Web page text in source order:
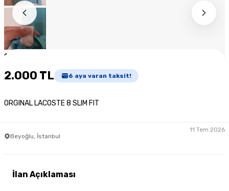
1
2.000 TL 6 aya varan taksit!
ORGINAL LACOSTE 8 SLIM FIT
Beyoğlu, İstanbul
11 Tem 2026
İlan Açıklaması